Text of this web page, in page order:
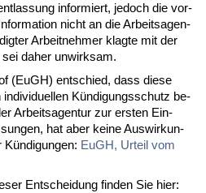
in­for­miert, je­doch die vor­
nicht an die Ar­beits­agen­
Ar­beit­neh­mer klag­te mit der
da­her un­wirk­sam.
(EuGH) ent­schied, dass die­se
in­di­vi­du­el­len Kün­di­gungs­schutz be­
Ar­beits­agen­tur zur ers­ten Ein­
hat aber kei­ne Aus­wir­kun­
EuGH, Ur­teil vom
Ent­schei­dung fin­den Sie hier: